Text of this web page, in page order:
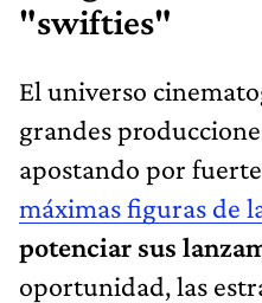
"swifties"
El universo
grandes
apostando por
máximas figuras de
potenciar sus
oportunidad, las